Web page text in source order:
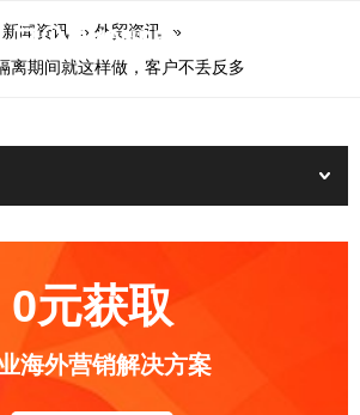
新闻资讯 » 外贸资讯 »
离期间就这样做，客户不丢反多
0元获取
海外营销解决方案